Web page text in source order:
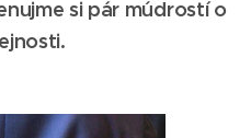
si pár múdrostí o